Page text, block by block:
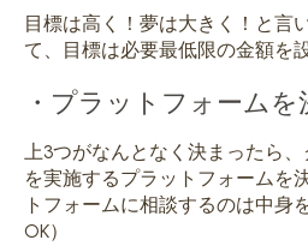
目標は高く！夢は大きく！と言
て、目標は必要最低限の金額を
・プラットフォーム
上3つがなんとなく決まったら
を実施するプラットフォームを
トフォームに相談するのは中身
OK）